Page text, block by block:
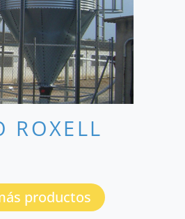
ROXELL
productos